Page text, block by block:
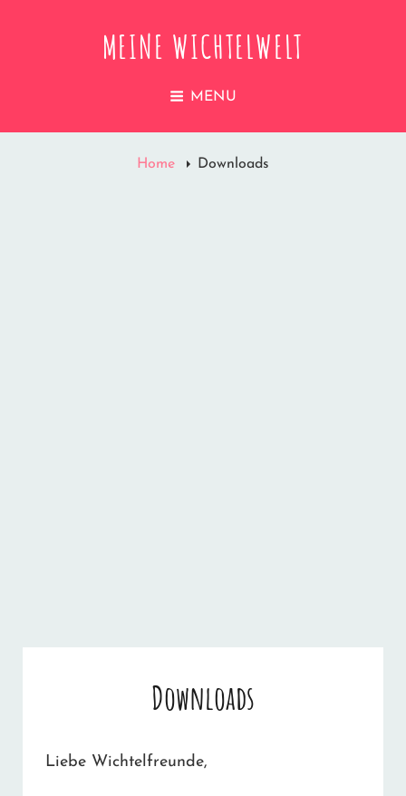
MEINE WICHTELWELT
MENU
Home Downloads
Downloads
Liebe Wichtelfreunde,